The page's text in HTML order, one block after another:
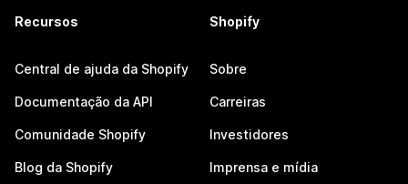
Recursos
Central de ajuda da Shopify
Documentação da API
Comunidade Shopify
Blog da Shopify
Shopify
Sobre
Carreiras
Investidores
Imprensa e mídia